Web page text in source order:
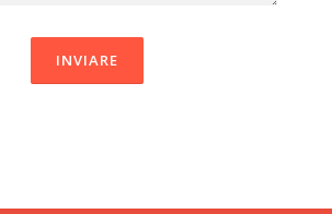
VEUILLEZ LAISSER CE CHAMP